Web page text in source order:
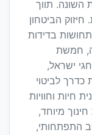
השונה. תווך
הביטחון
בדידות
חמשת
ישראל,
כדרך לביטוי
חיות וחוויות
מיוחד,
התפתחותי,